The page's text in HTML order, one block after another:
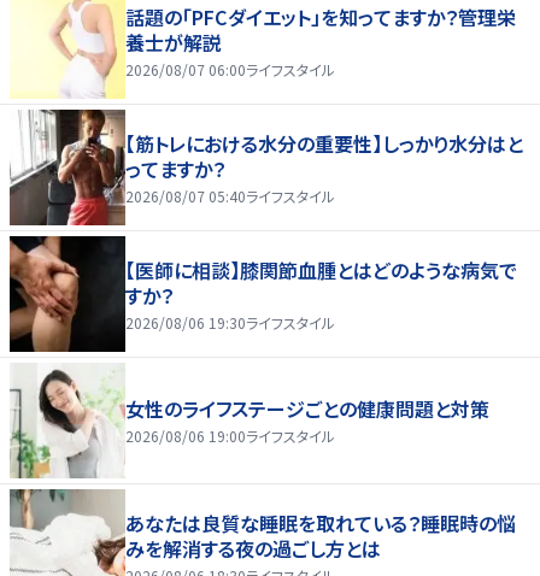
話題の「PFCダイエット」を知ってますか？管理栄
養士が解説
2026/08/07 06:00ライフスタイル
【筋トレにおける水分の重要性】しっかり水分はと
ってますか？
2026/08/07 05:40ライフスタイル
【医師に相談】膝関節血腫とはどのような病気で
すか？
2026/08/06 19:30ライフスタイル
女性のライフステージごとの健康問題と対策
2026/08/06 19:00ライフスタイル
あなたは良質な睡眠を取れている？睡眠時の悩
みを解消する夜の過ごし方とは